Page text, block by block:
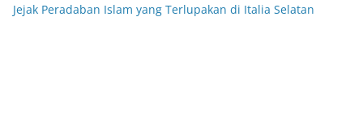
Jejak Peradaban Islam yang Terlupakan di Italia Selatan